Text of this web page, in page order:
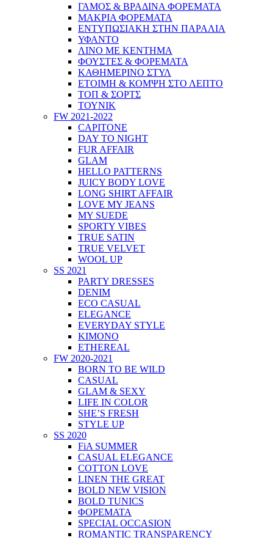
ΓΑΜΟΣ & ΒΡΑΔΙΝΑ ΦΟΡΕΜΑΤΑ
ΜΑΚΡΙΑ ΦΟΡΕΜΑΤΑ
ΕΝΤΥΠΩΣΙΑΚΗ ΣΤΗΝ ΠΑΡΑΛΙΑ
ΥΦΑΝΤΟ
ΛΙΝΟ ΜΕ ΚΕΝΤΗΜΑ
ΦΟΥΣΤΕΣ & ΦΟΡΕΜΑΤΑ
ΚΑΘΗΜΕΡΙΝΟ ΣΤΥΛ
ΕΤΟΙΜΗ & ΚΟΜΨΗ ΣΤΟ ΛΕΠΤΟ
ΤΟΠ & ΣΟΡΤΣ
ΤΟΥΝΙΚ
FW 2021-2022
CAPITONE
DAY TO NIGHT
FUR AFFAIR
GLAM
HELLO PATTERNS
JUICY BODY LOVE
LONG SHIRT AFFAIR
LOVE MY JEANS
MY SUEDE
SPORTY VIBES
TRUE SATIN
TRUE VELVET
WOOL UP
SS 2021
PARTY DRESSES
DENIM
ECO CASUAL
ELEGANCE
EVERYDAY STYLE
KIMONO
ETHEREAL
FW 2020-2021
BORN TO BE WILD
CASUAL
GLAM & SEXY
LIFE IN COLOR
SHE’S FRESH
STYLE UP
SS 2020
FiA SUMMER
CASUAL ELEGANCE
COTTON LOVE
LINEN THE GREAT
BOLD NEW VISION
BOLD TUNICS
ΦΟΡΕΜΑΤΑ
SPECIAL OCCASION
ROMANTIC TRANSPARENCY